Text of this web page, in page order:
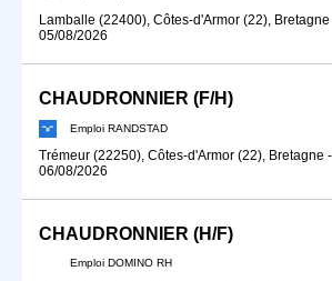
Lamballe (22400), Côtes-d'Armor (22), Bretagne
05/08/2026
CHAUDRONNIER (F/H)
Emploi RANDSTAD
Trémeur (22250), Côtes-d'Armor (22), Bretagne -
06/08/2026
CHAUDRONNIER (H/F)
Emploi DOMINO RH